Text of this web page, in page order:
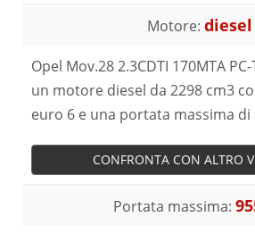
Motore: diesel
Opel Mov.28 2.3CDTI 170MTA
un motore diesel da 2298 cm3
euro 6 e una portata massima di
CONFRONTA CON ALTRO
Portata massima: